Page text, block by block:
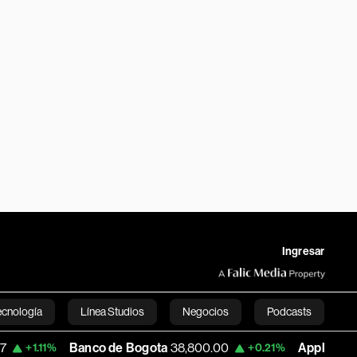
Ingresar
Línea Studios Negocios Podcasts
English
Banco de Bogota 38,800.00 +0.21% Apple 303.27